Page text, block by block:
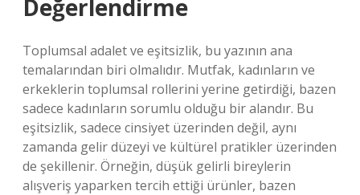
Değerlendirme
Toplumsal adalet ve eşitsizlik, bu yazının ana
temalarından biri olmalıdır. Mutfak, kadınların ve
erkeklerin toplumsal rollerini yerine getirdiği, bazen
sadece kadınların sorumlu olduğu bir alandır. Bu
eşitsizlik, sadece cinsiyet üzerinden değil, aynı
zamanda gelir düzeyi ve kültürel pratikler üzerinden
de şekillenir. Örneğin, düşük gelirli bireylerin
alışveriş yaparken tercih ettiği ürünler, bazen